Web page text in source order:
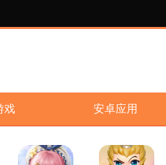
戏 安卓应用